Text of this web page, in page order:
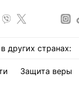
других странах:
Защита веры